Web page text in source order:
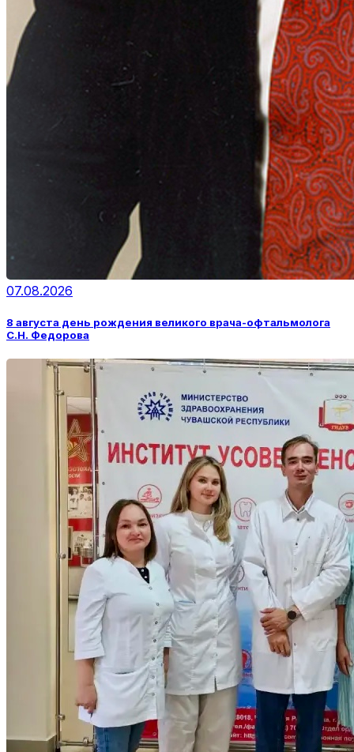
07.08.2026
8 августа день рождения великого врача-офтальмолога
С.Н. Федорова